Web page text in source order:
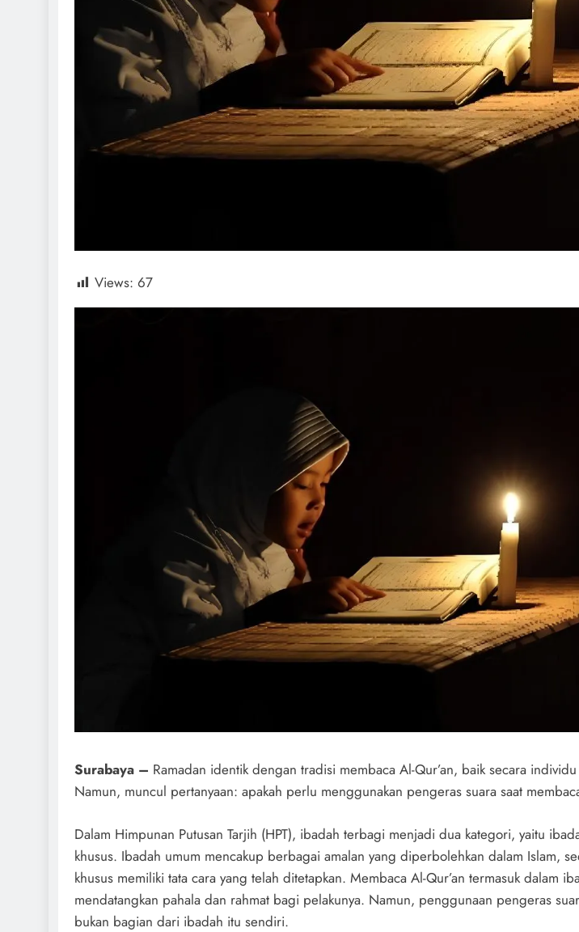
Views: 67
Surabaya – Ramadan identik dengan tradisi membaca Al-Qur’an, baik secara
Namun, muncul pertanyaan: apakah perlu menggunakan pengeras suara saat
Dalam Himpunan Putusan Tarjih (HPT), ibadah terbagi menjadi dua kategori, yaitu
khusus. Ibadah umum mencakup berbagai amalan yang diperbolehkan dalam Islam,
khusus memiliki tata cara yang telah ditetapkan. Membaca Al-Qur’an termasuk dalam
mendatangkan pahala dan rahmat bagi pelakunya. Namun, penggunaan pengeras
bukan bagian dari ibadah itu sendiri.